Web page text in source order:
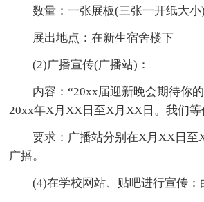
数量：一张展板(三张一开纸大小)
展出地点：在新生宿舍楼下
(2)广播宣传(广播站)：
内容：“20xx届迎新晚会期待你
20xx年X月XX日至X月XX日。我们等
要求：广播站分别在X月XX日至
广播。
(4)在学校网站、贴吧进行宣传：